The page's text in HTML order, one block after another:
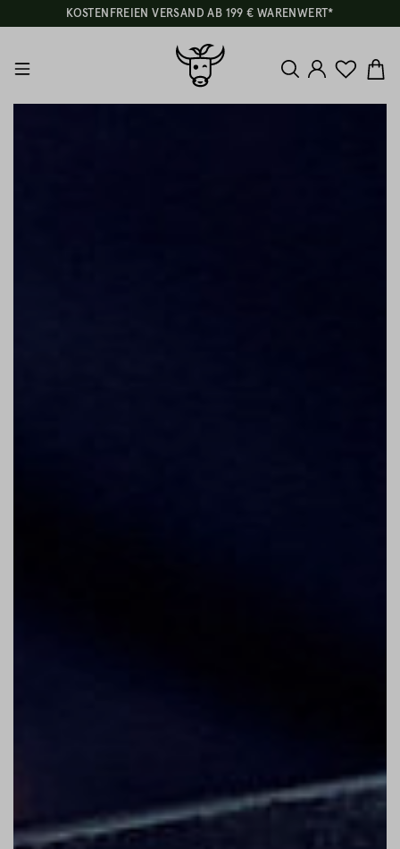
KOSTENFREIEN VERSAND AB 199 € WARENWERT*